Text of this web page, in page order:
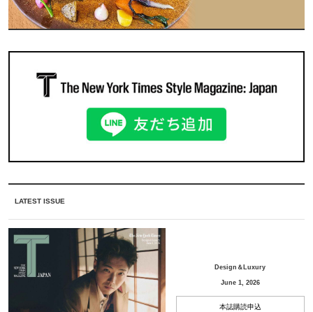
LATEST ISSUE
Design＆Luxury
June 1, 2026
本誌購読申込